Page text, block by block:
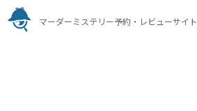
マーダーミステリー予約・レビューサイト